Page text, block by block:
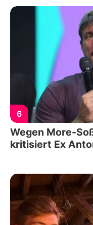
6
Wegen More-
kritisiert Ex